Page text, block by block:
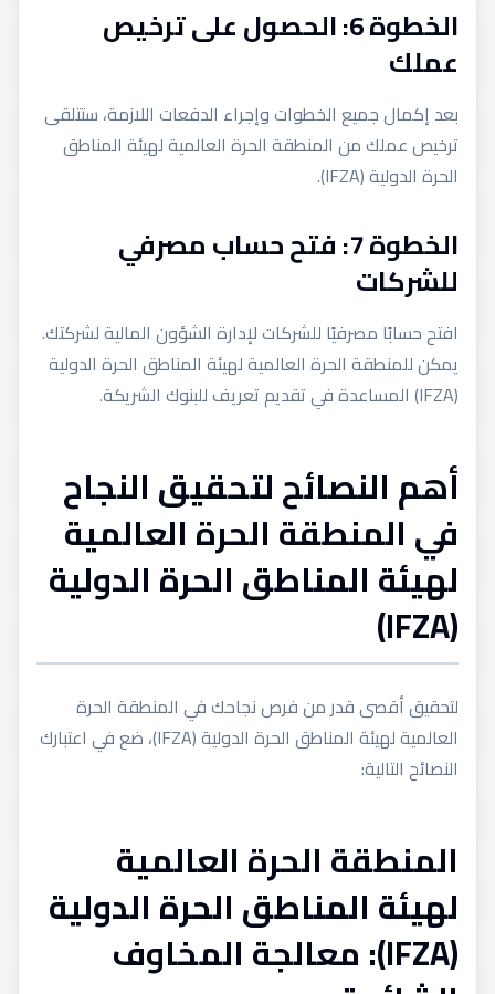
الخطوة 6: الحصول على ترخيص
عملك
بعد إكمال جميع الخطوات وإجراء الدفعات اللازمة، ستتلقى
ترخيص عملك من المنطقة الحرة العالمية لهيئة المناطق
الحرة الدولية (IFZA).
الخطوة 7: فتح حساب مصرفي
للشركات
افتح حسابًا مصرفيًا للشركات لإدارة الشؤون المالية لشركتك.
يمكن للمنطقة الحرة العالمية لهيئة المناطق الحرة الدولية
(IFZA) المساعدة في تقديم تعريف للبنوك الشريكة.
أهم النصائح لتحقيق النجاح
في المنطقة الحرة العالمية
لهيئة المناطق الحرة الدولية
(IFZA)
لتحقيق أقصى قدر من فرص نجاحك في المنطقة الحرة
العالمية لهيئة المناطق الحرة الدولية (IFZA)، ضع في اعتبارك
النصائح التالية:
المنطقة الحرة العالمية
لهيئة المناطق الحرة الدولية
(IFZA): معالجة المخاوف